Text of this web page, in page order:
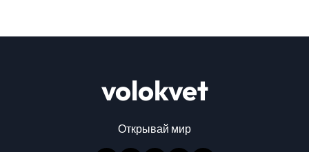
volokvet
Открывай мир